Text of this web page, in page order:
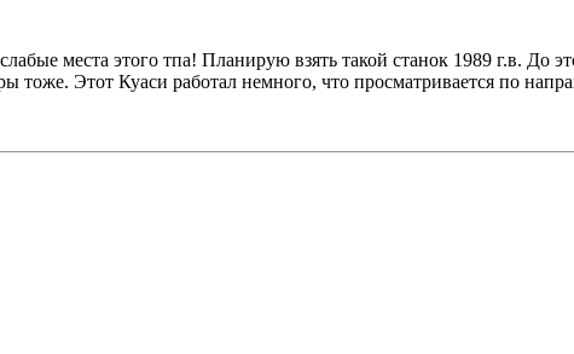
места этого тпа! Планирую взять такой станок 1989 г.в. До
тоже. Этот Куаси работал немного, что просматривается по